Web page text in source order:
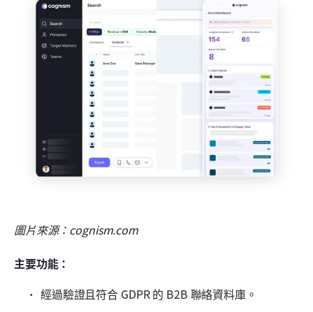
圖片來源：cognism.com
主要功能：
經過驗證且符合 GDPR 的 B2B 聯絡資料庫。